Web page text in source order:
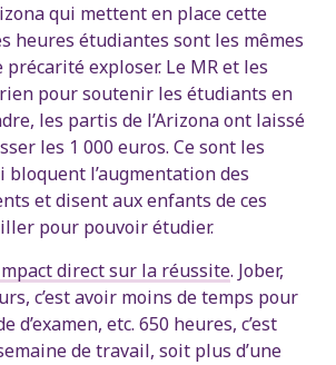
qui mettent en place cette
heures étudiantes sont les mêmes
exploser. Le MR et les
pour soutenir les étudiants en
les partis de l’Arizona ont laissé
les 1 000 euros. Ce sont les
bloquent l’augmentation des
et disent aux enfants de ces
pour pouvoir étudier.
direct sur la réussite. Jober,
c’est avoir moins de temps pour
d’examen, etc. 650 heures, c’est
de travail, soit plus d’une